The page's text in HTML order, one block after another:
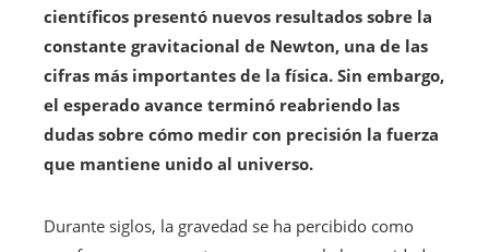
científicos presentó nuevos resultados sobre la
constante gravitacional de Newton, una de las
cifras más importantes de la física. Sin embargo,
el esperado avance terminó reabriendo las
dudas sobre cómo medir con precisión la fuerza
que mantiene unido al universo.
Durante siglos, la gravedad se ha percibido como